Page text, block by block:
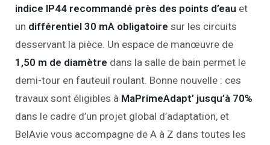
indice IP44 recommandé près des points d’eau et
un différentiel 30 mA obligatoire sur les circuits
desservant la pièce. Un espace de manœuvre de
1,50 m de diamètre dans la salle de bain permet le
demi-tour en fauteuil roulant. Bonne nouvelle : ces
travaux sont éligibles à MaPrimeAdapt’ jusqu’à 70%
dans le cadre d’un projet global d’adaptation, et
BelAvie vous accompagne de A à Z dans toutes les